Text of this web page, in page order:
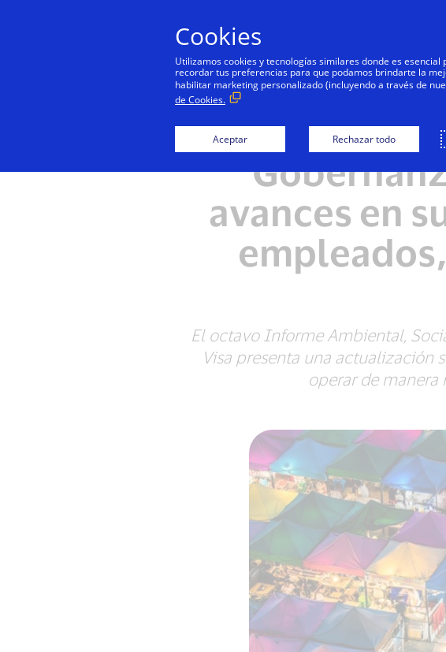
Personas
El Informe
avances en
El octavo Informe Ambiental,
Visa presenta una actualización
operar de manera
Cookies
Utilizamos cookies y tecnologías similares donde es
recordar tus preferencias para que podamos brindarte la
habilitar marketing personalizado (incluyendo a través de
de Cookies.
Aceptar Rechazar todo